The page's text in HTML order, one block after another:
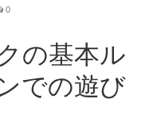
0
の基本ル
での遊び